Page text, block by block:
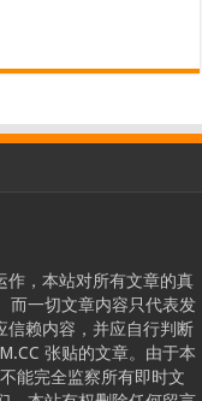
作，本站对所有文章的真
而一切文章内容只代表发
信赖内容，并应自行判断
张贴的文章。由于本
能完全监察所有即时文